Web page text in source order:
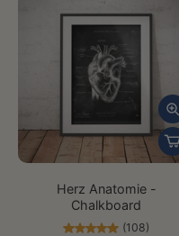
Herz Anatomie -
Chalkboard
(108)